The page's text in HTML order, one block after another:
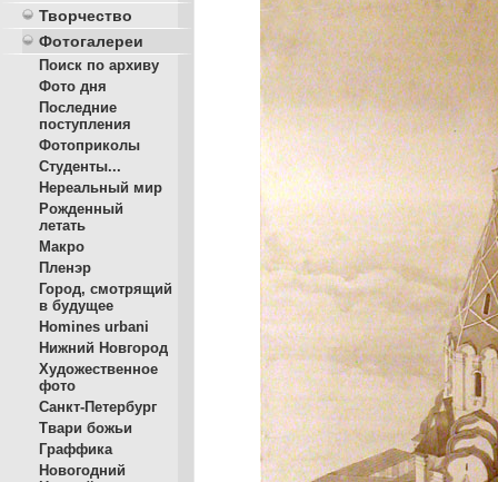
Творчество
Фотогалереи
Поиск по архиву
Фото дня
Последние
поступления
Фотоприколы
Студенты...
Нереальный мир
Рожденный
летать
Макро
Пленэр
Город, смотрящий
в будущее
Homines urbani
Нижний Новгород
Художественное
фото
Санкт-Петербург
Твари божьи
Граффика
Новогодний